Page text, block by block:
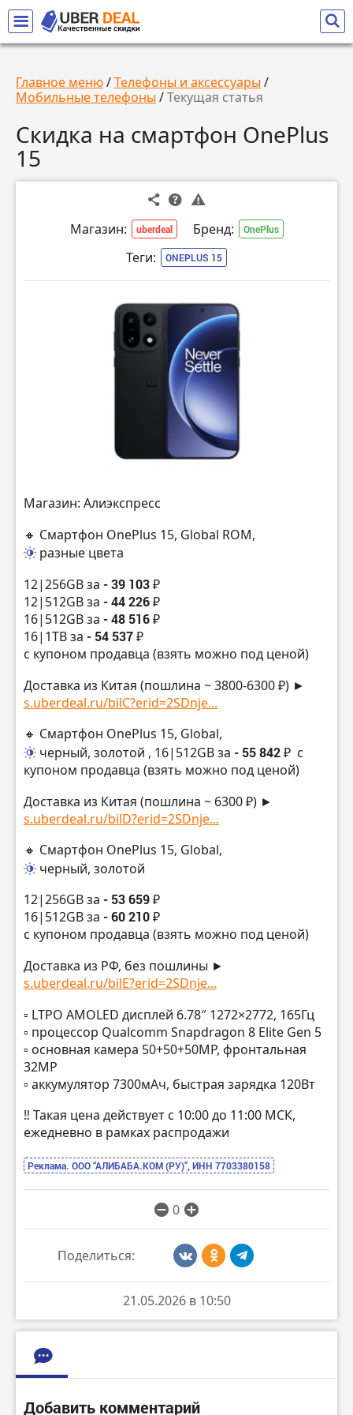
Главное меню/Телефоны и аксессуары /
Мобильные телефоны /Текущая статья
Скидка на смартфон OnePlus
15
Магазин: uberdeal Бренд: OnePlus
Теги: ONEPLUS 15
Магазин: Алиэкспресс
🔸 Смартфон OnePlus 15, Global ROM,
разные цвета
12|256GB за - 39 103 ₽
12|512GB за - 44 226 ₽
16|512GB за - 48 516 ₽
16|1TB за - 54 537 ₽
с купоном продавца (взять можно под ценой)
Доставка из Китая (пошлина ~ 3800-6300 ₽) ►
s.uberdeal.ru/bilC?erid=2SDnje...
🔸 Смартфон OnePlus 15, Global,
черный, золотой , 16|512GB за - 55 842 ₽ с
купоном продавца (взять можно под ценой)
Доставка из Китая (пошлина ~ 6300 ₽) ►
s.uberdeal.ru/bilD?erid=2SDnje...
🔸 Смартфон OnePlus 15, Global,
черный, золотой
12|256GB за - 53 659 ₽
16|512GB за - 60 210 ₽
с купоном продавца (взять можно под ценой)
Доставка из РФ, без пошлины ►
s.uberdeal.ru/bilE?erid=2SDnje...
▫️ LTPO AMOLED дисплей 6.78″ 1272×2772, 165Гц
▫️ процессор Qualcomm Snapdragon 8 Elite Gen 5
▫️ основная камера 50+50+50MP, фронтальная
32MP
▫️ аккумулятор 7300мАч, быстрая зарядка 120Вт
‼️ Такая цена действует с 10:00 до 11:00 МСК,
ежедневно в рамках распродажи
Реклама. ООО “АЛИБАБА.КОМ (РУ)”, ИНН 7703380158
0
Поделиться:
21.05.2026 в 10:50
Добавить комментарий